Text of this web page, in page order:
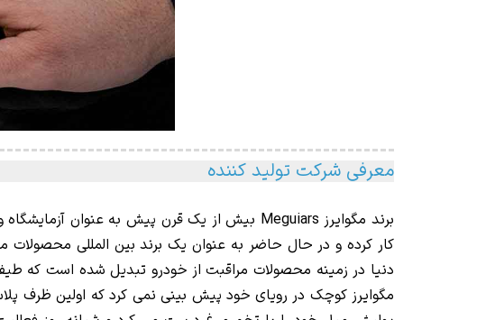
معرفی شرکت تولید کننده
برند مگوایرز Meguiars